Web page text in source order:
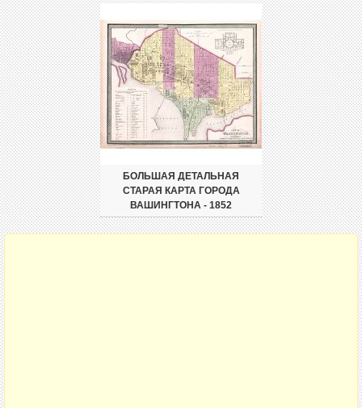
БОЛЬШАЯ ДЕТАЛЬНАЯ
СТАРАЯ КАРТА ГОРОДА
ВАШИНГТОНА - 1852